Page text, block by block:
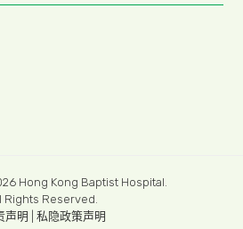
Hong Kong Baptist Hospital.
Rights Reserved.
声明
私隐政策声明